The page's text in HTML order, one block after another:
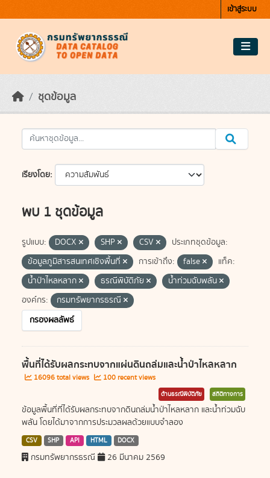
เข้าสู่ระบบ
ชุดข้อมูล
เรียงโดย
พบ 1 ชุดข้อมูล
รูปแบบ: DOCX SHP CSV
ประเภทชุดข้อมูล:
ข้อมูลภูมิสารสนเทศเชิงพื้นที่
การเข้าถึง: false
แท็ค:
น้ำป่าไหลหลาก
ธรณีพิบัติภัย
น้ำท่วมฉับพลัน
องค์กร:
กรมทรัพยากรธรณี
กรองผลลัพธ์
พื้นที่ได้รับผลกระทบจากแผ่นดินถล่มและน้ำป่าไหลหลาก
16096 total views 100 recent views
ด้านธรณีพิบัติภัย สถิติทางการ
ข้อมูลพื้นที่ที่ได้รับผลกระทบจากดินถล่มน้ำป่าไหลหลาก และน้ำท่วมฉับ
พลัน โดยได้มาจากการประมวลผลด้วยแบบจำลอง
CSV SHP API HTML DOCX
กรมทรัพยากรธรณี 26 มีนาคม 2569